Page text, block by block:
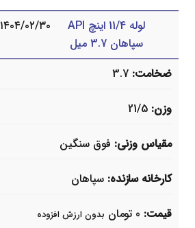
اینچ
API
سپاهان
3.9
میل
لوله 11/4 اینچ API
سپاهان 3.7 میل
۱۴۰۴/۰۲/۳۰
ضخامت 3.7
وزن 21/5
مقیاس وزنی فوق سنگین
کارخانه سازنده سپاهان
قیمت 0 تومان بدون ارزش افزوده